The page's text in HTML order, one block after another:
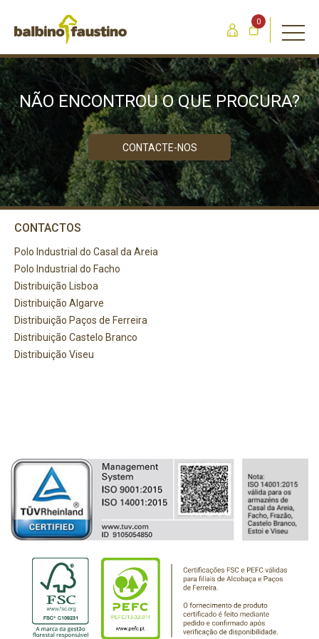
0
NÃO ENCONTROU O QUE PROCURA?
CONTACTE-NOS
CONTACTOS
Polo Industrial do Casal da Areia
Polo Industrial do Facho
Distribuição Lisboa
Distribuição Algarve
Distribuição Paços de Ferreira
Distribuição Castelo Branco
Distribuição Viseu